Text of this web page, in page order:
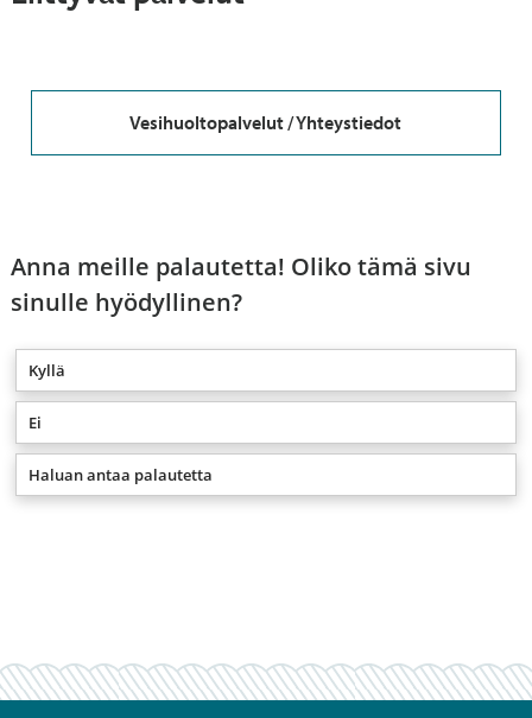
Vesihuoltopalvelut / Yhteystiedot
Anna meille palautetta! Oliko tämä sivu
sinulle hyödyllinen?
Kyllä
Ei
Haluan antaa palautetta